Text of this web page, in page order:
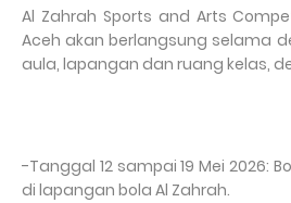
Al Zahrah Sports and Arts
Aceh akan berlangsung selama
aula, lapangan dan ruang kelas,
-Tanggal 12 sampai 19 Mei 2026:
di lapangan bola Al Zahrah.